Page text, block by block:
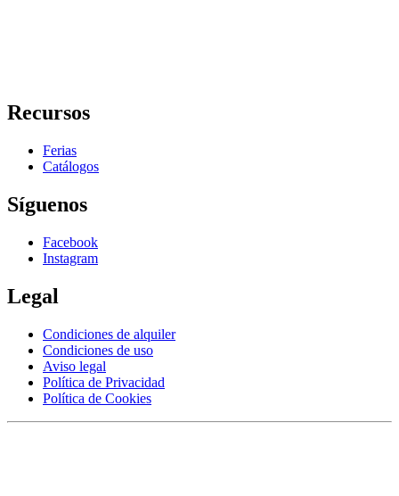
Recursos
Ferias
Catálogos
Síguenos
Facebook
Instagram
Legal
Condiciones de alquiler
Condiciones de uso
Aviso legal
Política de Privacidad
Política de Cookies